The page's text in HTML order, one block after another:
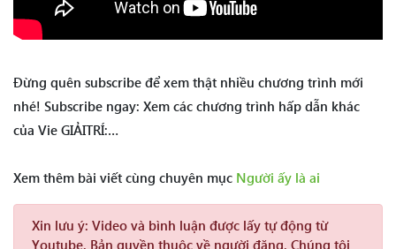
Đừng quên subscribe để xem thật nhiều chương trình mới
nhé! Subscribe ngay: Xem các chương trình hấp dẫn khác
của Vie GIẢITRÍ:…
Xem thêm bài viết cùng chuyên mục Người ấy là ai
Xin lưu ý: Video và bình luận được lấy tự động từ
Youtube. Bản quyền thuộc về người đăng. Chúng tôi